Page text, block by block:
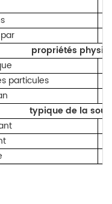
propriétés
particules
typique de la